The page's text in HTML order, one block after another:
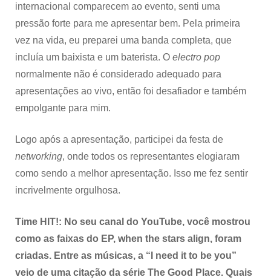
internacional comparecem ao evento, senti uma
pressão forte para me apresentar bem. Pela primeira
vez na vida, eu preparei uma banda completa, que
incluía um baixista e um baterista. O electro pop
normalmente não é considerado adequado para
apresentações ao vivo, então foi desafiador e também
empolgante para mim.
Logo após a apresentação, participei da festa de
networking, onde todos os representantes elogiaram
como sendo a melhor apresentação. Isso me fez sentir
incrivelmente orgulhosa.
Time HIT!: No seu canal do YouTube, você mostrou
como as faixas do EP, when the stars align, foram
criadas. Entre as músicas, a “I need it to be you”
veio de uma citação da série The Good Place. Quais